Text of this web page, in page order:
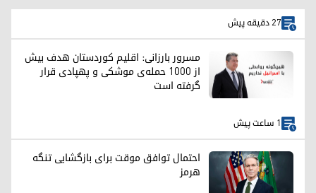
27 دقیقه پیش
مسرور بارزانی: اقلیم کوردستان هدف بیش
از ۱۰۰۰ حمله‌ی موشکی و پهپادی قرار
گرفته است
1 ساعت پیش
احتمال توافق موقت برای بازگشایی تنگه
هرمز